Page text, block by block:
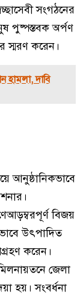
সংগঠনের
পুষ্পস্তবক অর্পণ
স্মরণ করেন।
হামলা, দাবি
আনুষ্ঠানিকভাবে
বিজয়
উৎপাদিত
করেন।
জেলা
হয়। সংবর্ধনা